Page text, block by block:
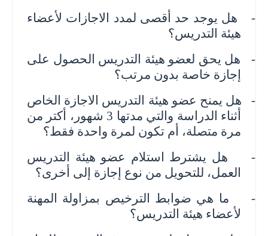
-
هل يوجد حد أقصى لمدد الاجازات لأعضاء
هيئة التدريس؟
-
هل يحق لعضو هيئة التدريس الحصول على
إجازة خاصة بدون مرتب؟
-
هل يمنح عضو هيئة التدريس الاجازة الخاص
أثناء الدراسة والتي مدتها 3 شهور، أكتر من
مرة متصلة، أم تكون لمرة واحدة فقط؟
-
هل يشترط استلام عضو هيئة التدريس
العمل، للتحويل من نوع إجازة إلى أخرى؟
-
ما هي ضوابط الترخيص بمزاولة المهنة
لأعضاء هيئة التدريس؟